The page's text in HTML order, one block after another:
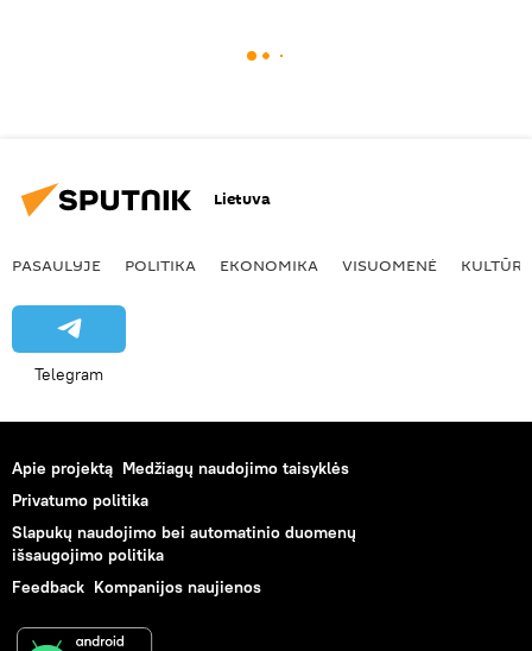
Lietuva
PASAULYJE POLITIKA EKONOMIKA VISUOMENĖ KULTŪRA
Telegram
Apie projektą Medžiagų naudojimo taisyklės
Privatumo politika
Slapukų naudojimo bei automatinio duomenų
išsaugojimo politika
Feedback Kompanijos naujienos